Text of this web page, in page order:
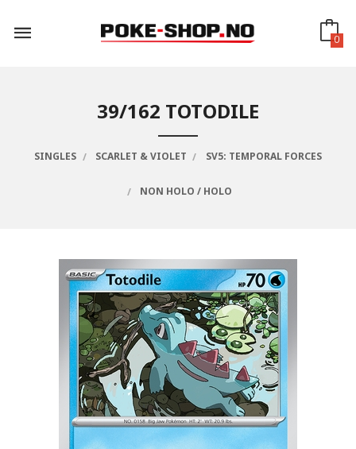
innholdet
0
39/162 TOTODILE
SINGLES SCARLET & VIOLET SV5: TEMPORAL FORCES
NON HOLO / HOLO